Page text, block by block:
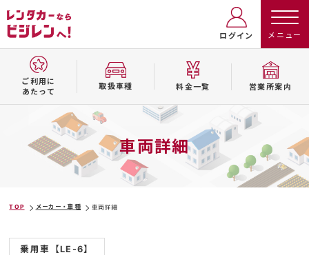
ログイン
ご利用に
あたって
取扱⾞種 料⾦⼀覧 営業所案内
車両詳細
TOP メーカー・車種 車両詳細
乗用車【LE-6】